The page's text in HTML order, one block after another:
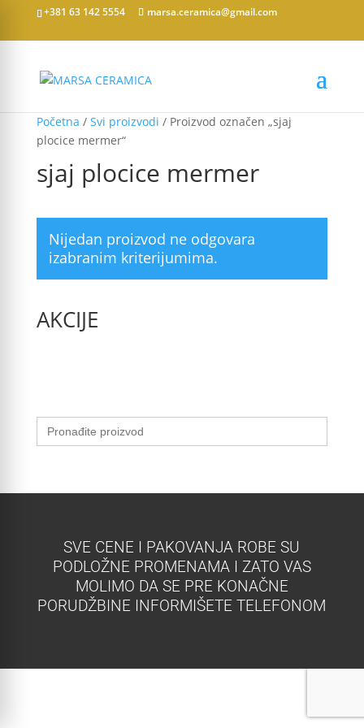
+381 63 142 5554 marsa.ceramica@gmail.com
Početna / Svi proizvodi / Proizvod označen „sjaj
plocice mermer“
sjaj plocice mermer
Nijedan proizvod ne odgovara
izabranim kriterijumima.
AKCIJE
Search
for:
SVE CENE I PAKOVANJA ROBE SU
PODLOŽNE PROMENAMA I ZATO VAS
MOLIMO DA SE PRE KONAČNE
PORUDŽBINE INFORMIŠETE TELEFONOM